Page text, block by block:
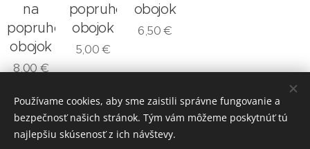
na
popruhový
obojok
8,00€
popruhový
obojok
5,00€
obojok
6,50€
© 2026Laron.sk, všetky práva vyhradené
Používame cookies, aby sme zaistili správne fungovanie a
bezpečnosť našich stránok. Tým vám môžeme poskytnúť tú
najlepšiu skúsenosť z ich návštevy.